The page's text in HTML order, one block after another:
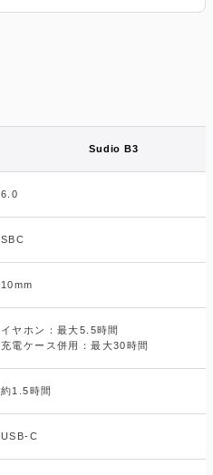
Sudio B3
6.0
SBC
10mm
イヤホン：最大5.5時間
充電ケース併用：最大30時間
約1.5時間
USB-C